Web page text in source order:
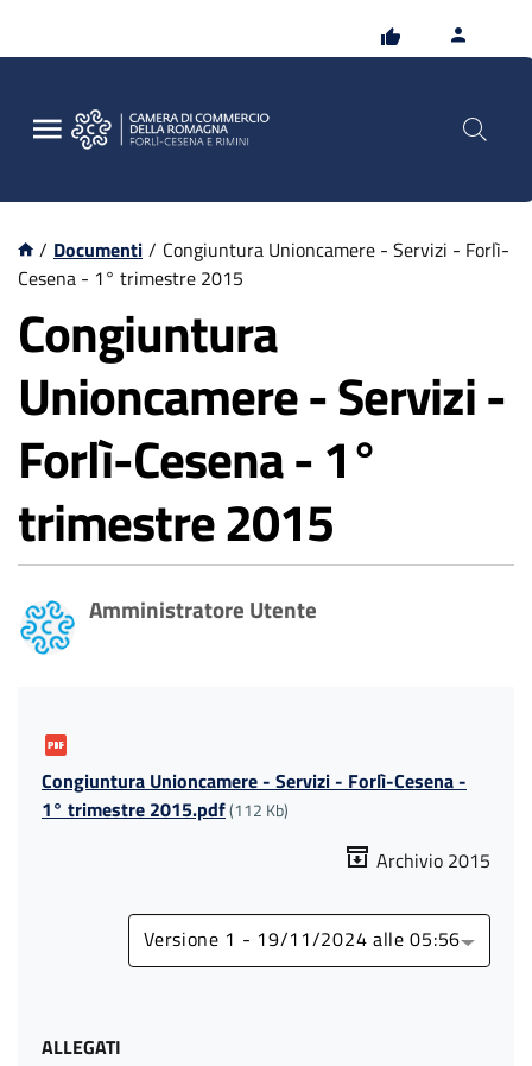
/ Documenti / Congiuntura Unioncamere - Servizi - Forlì-
Cesena - 1° trimestre 2015
Congiuntura
Unioncamere - Servizi -
Forlì-Cesena - 1°
trimestre 2015
Amministratore Utente
Congiuntura Unioncamere - Servizi - Forlì-Cesena -
1° trimestre 2015.pdf(112 Kb)
Archivio 2015
Versione 1 - 19/11/2024 alle 05:56
ALLEGATI